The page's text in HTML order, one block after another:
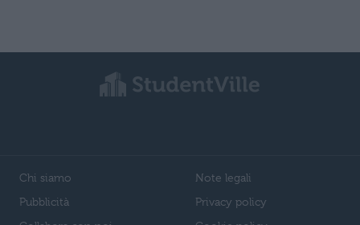
Chi siamo
Pubblicità
Note legali
Privacy policy